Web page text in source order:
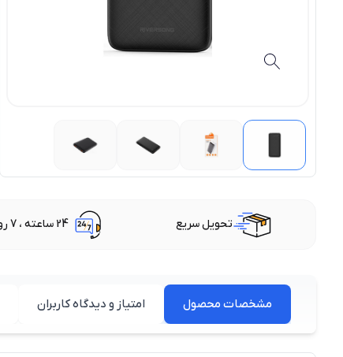
تحویل سریع 24 ساعته ، 7 روز هفته
مشخصات محصول امتیاز و دیدگاه کاربران